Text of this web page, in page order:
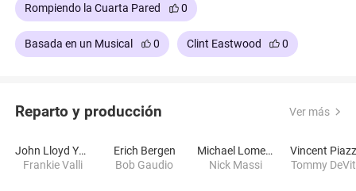
Rompiendo la Cuarta Pared 0
Basada en un Musical 0 Clint Eastwood 0
Reparto y producción Ver más
John Lloyd Young
Frankie Valli
Erich Bergen
Bob Gaudio
Michael Lomenda
Nick Massi
Vincent
Tommy